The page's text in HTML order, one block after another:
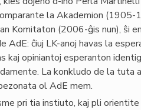
la Akademion (1905-
Komitaton (2006-ĝis nun), ŝi
ĉiuj LK-anoj havas la
kaj opiniantoj esperanton
La konkludo de la tuta
ol AdE mem.
pri tia instiuto, kaj pli